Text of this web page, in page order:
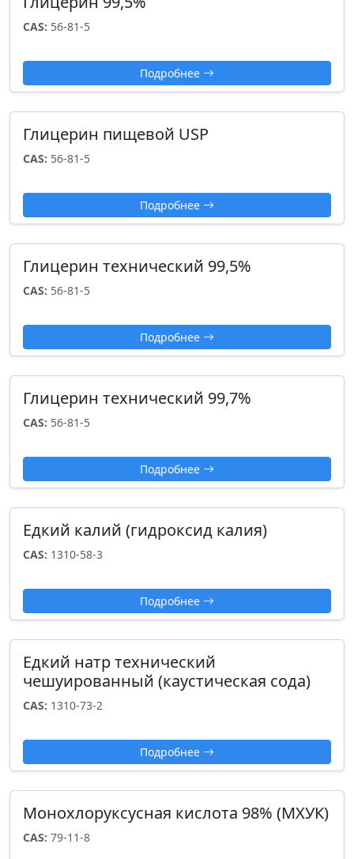
CAS: 56-81-5
Подробнее
Глицерин пищевой USP
CAS: 56-81-5
Подробнее
Глицерин технический 99,5%
CAS: 56-81-5
Подробнее
Глицерин технический 99,7%
CAS: 56-81-5
Подробнее
Едкий калий (гидроксид калия)
CAS: 1310-58-3
Подробнее
Едкий натр технический
чешуированный (каустическая сода)
CAS: 1310-73-2
Подробнее
Монохлоруксусная кислота 98% (МХУК)
CAS: 79-11-8